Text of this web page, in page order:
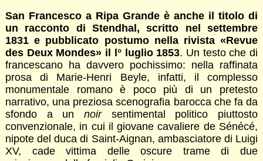
San Francesco a Ripa Grande è anche il titolo di
un racconto di Stendhal, scritto nel settembre
1831 e pubblicato postumo nella rivista «Revue
des Deux Mondes» il l° luglio 1853. Un testo che di
francescano ha davvero pochissimo: nella raffinata
prosa di Marie-Henri Beyle, infatti, il complesso
monumentale romano è poco più di un pretesto
narrativo, una preziosa scenografia barocca che fa da
sfondo a un noirsentimental politico piuttosto
convenzionale, in cui il giovane cavaliere de Sénécé,
nipote del duca di Saint-Aignan, ambasciatore di Luigi
XV, cade vittima delle oscure trame di due